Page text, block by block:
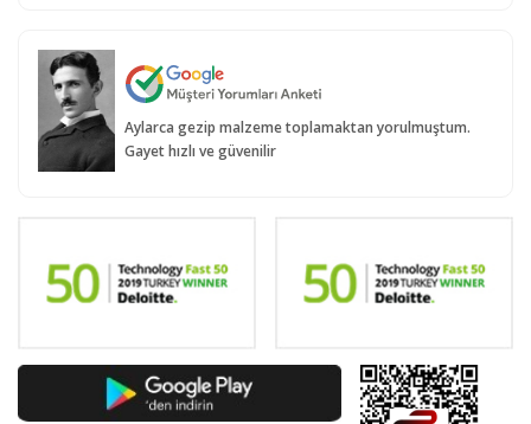
Aylarca gezip malzeme toplamaktan yorulmuştum.
Gayet hızlı ve güvenilir